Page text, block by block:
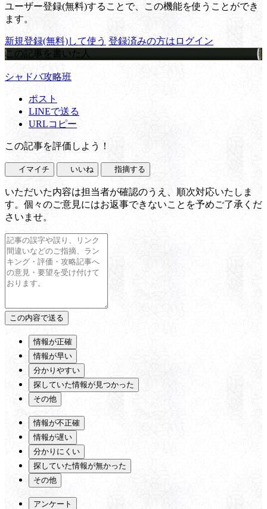
ユーザー登録(無料)することで、この機能を使うことができ
ます。
新規登録(無料)して使う 登録済みの方はログイン
この記事を書いた人
シャドバ攻略班
ポスト
LINEで送る
URLコピー
この記事を評価しよう！
イマイチ いいね 指摘する
いただいた内容は担当者が確認のうえ、順次対応いたしま
す。個々のご意見にはお返事できないことを予めご了承くだ
さいませ。
情報が正確
情報が早い
分かりやすい
探していた情報が見つかった
その他
情報が不正確
情報が遅い
分かりにくい
探していた情報が無かった
その他
アンケート